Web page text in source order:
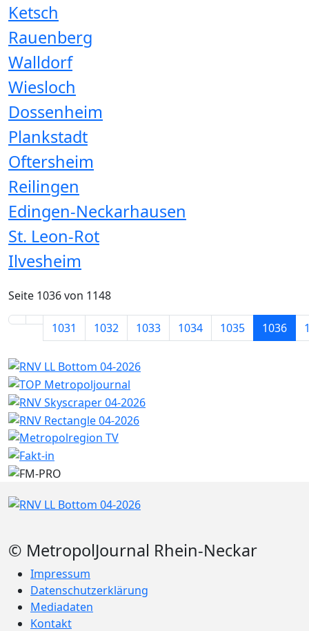
Ketsch
Rauenberg
Walldorf
Wiesloch
Dossenheim
Plankstadt
Oftersheim
Reilingen
Edingen-Neckarhausen
St. Leon-Rot
Ilvesheim
Seite 1036 von 1148
1031 1032 1033 1034 1035 1036
© MetropolJournal Rhein-Neckar
Impressum
Datenschutzerklärung
Mediadaten
Kontakt